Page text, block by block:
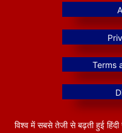
विश्व में सबसे तेजी से बढ़ती हुई हिंदी